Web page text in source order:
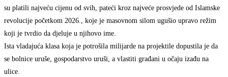
su platili najveću cijenu od svih, pateći kroz najveće prosvjede od Islamske
revolucije početkom 2026., koje je masovnom silom ugušio upravo režim
koji je tvrdio da djeluje u njihovo ime.
Ista vladajuća klasa koja je potrošila milijarde na projektile dopustila je da
se bolnice uruše, gospodarstvo uruši, a vlastiti građani u očaju izađu na
ulice.